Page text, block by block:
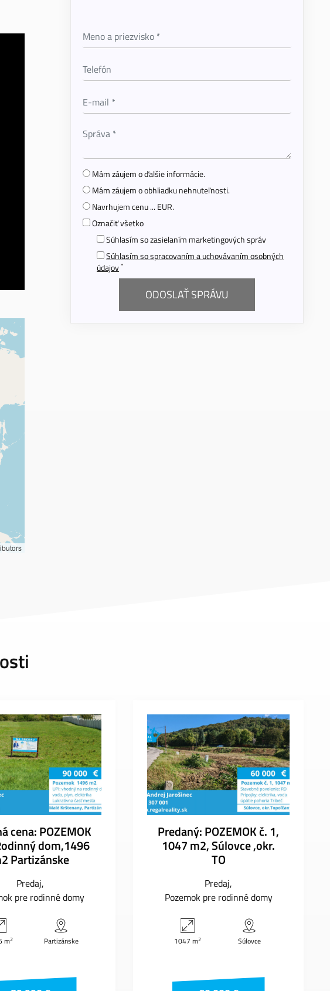
Mám záujem o ďalšie informácie.
Mám záujem o obhliadku nehnuteľnosti.
Navrhujem cenu ... EUR.
Označiť všetko
Súhlasím so zasielaním marketingových správ
Súhlasím so spracovaním a uchovávaním osobných
údajov*
cena: POZEMOK
dom,1496
Partizánske
Predaj
pre rodinné domy
m2 Partizánske
Predaný: POZEMOK č. 1,
1047 m2, Súlovce ,okr.
TO
Predaj
Pozemok pre rodinné domy
1047 m2 Súlovce